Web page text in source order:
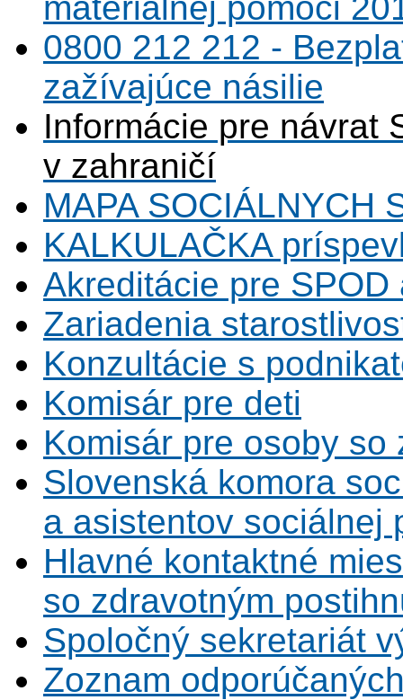
0800 212 212 -
zažívajúce násilie
Informácie pre návrat
v zahraničí
MAPA SOCIÁLNYCH
KALKULAČKA
Akreditácie pre
Zariadenia
Konzultácie s
Komisár pre deti
Komisár pre osoby
Slovenská komora
a asistentov sociálnej
Hlavné kontaktné
so zdravotným
Spoločný sekretariát
Zoznam